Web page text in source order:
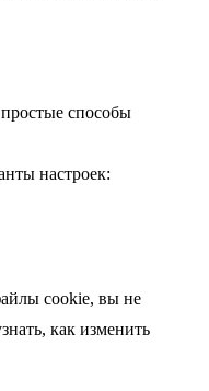
способы
настроек:
cookie, вы не
как изменить